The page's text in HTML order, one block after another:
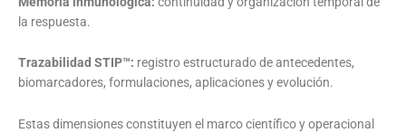
la respuesta.
Trazabilidad STIP™: registro estructurado de antecedentes,
biomarcadores, formulaciones, aplicaciones y evolución.
Estas dimensiones constituyen el marco científico y operacional